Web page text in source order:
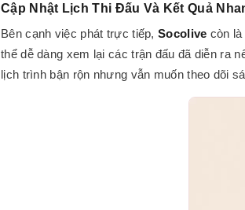
Cập Nhật Lịch Thi Đấu Và Kết Quả
Bên cạnh việc phát trực tiếp, Socolive còn
thể dễ dàng xem lại các trận đấu đã diễn ra
lịch trình bận rộn nhưng vẫn muốn theo dõi